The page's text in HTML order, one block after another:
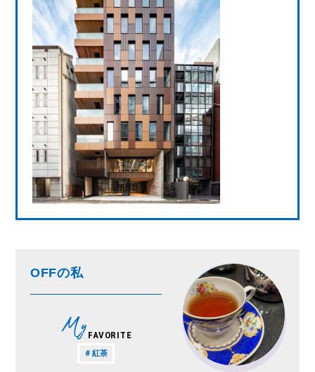
OFFの私
FAVORITE
＃紅茶